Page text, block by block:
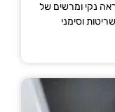
נקי ומרשים של
וסימני